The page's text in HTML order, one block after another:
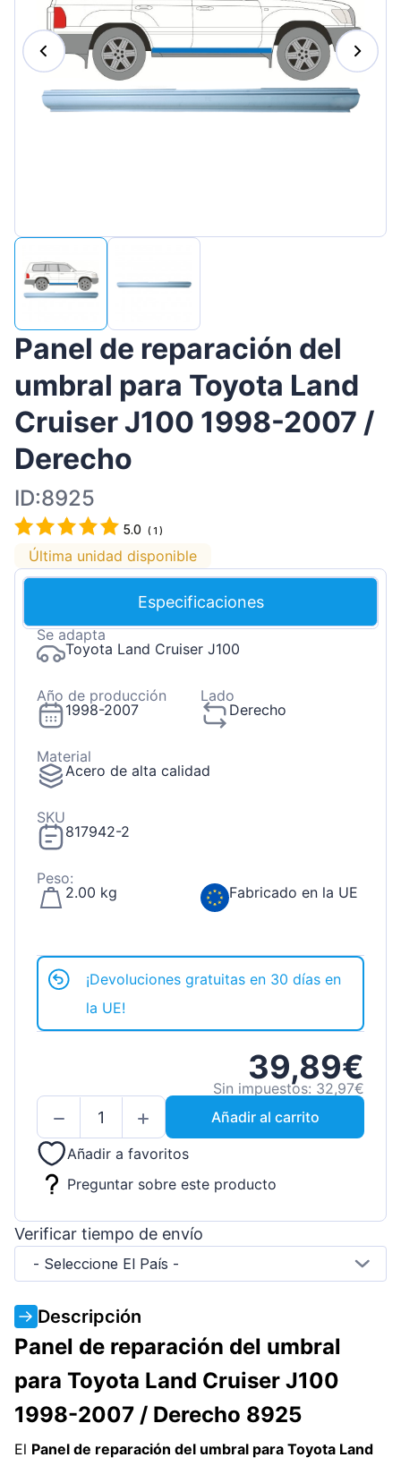
Magyar
Lietuvių
Português
Panel de reparación del
umbral para Toyota Land
Cruiser J100 1998-2007 /
Derecho
ID:8925
5.0 (1 )
Última unidad disponible
Especificaciones
Se adapta
Toyota Land Cruiser J100
Año de producción
1998-2007
Lado
Derecho
Material
Acero de alta calidad
SKU
817942-2
Peso:
2.00 kg
Fabricado en la UE
¡Devoluciones gratuitas en 30 días en
la UE!
39,89€
Sin impuestos: 32,97€
Añadir al carrito
Añadir a favoritos
Preguntar sobre este producto
Verificar tiempo de envío
- Seleccione El País -
Descripción
Panel de reparación del umbral
para Toyota Land Cruiser J100
1998-2007 / Derecho 8925
El Panel de reparación del umbral para Toyota Land